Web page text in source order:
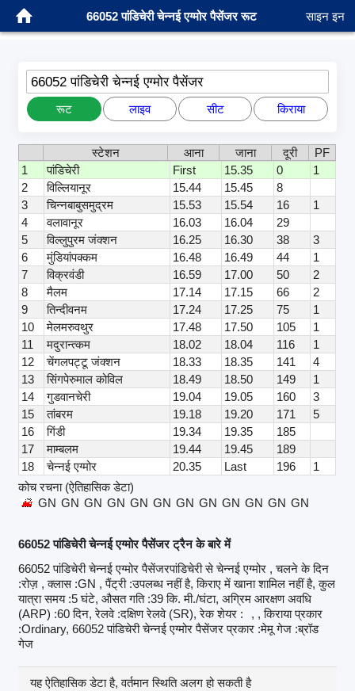
66052 पांडिचेरी चेन्नई एग्मोर पैसेंजर रूट साइन इन
66052 पांडिचेरी चेन्नई एग्मोर पैसेंजर
रूट लाइव सीट किराया
स्टेशन आना जाना दूरी
PF
1
पांडिचेरी First 15.35 0
1
2
विल्लियानूर 15.44 15.45
8
3
चिन्नबाबुसमुद्रम 15.53 15.54 16
1
4
वलावानूर 16.03 16.04
29
5
विल्लुपुरम जंक्शन 16.25 16.30 38
3
6
मुंडियांपक्कम 16.48 16.49 44
1
7
विक्रवंडी 16.59 17.00 50
2
8
मैलम 17.14 17.15 66
2
9
तिन्दीवनम 17.24 17.25 75
1
10
मेलमरुवथुर 17.48 17.50 105
1
11
मदुरान्त्कम 18.02 18.04 116
1
12
चेंगलपट्टू जंक्शन 18.33 18.35 141
4
13
सिंगपेरुमाल कोविल 18.49 18.50 149
1
14
गुडवानचेरी 19.04 19.05 160
3
15
तांबरम 19.18 19.20 171
5
16
गिंडी 19.34 19.35
185
17
माम्बलम 19.44 19.45
189
18
चेन्नई एग्मोर 20.35 Last 196
1
कोच रचना (ऐतिहासिक डेटा)
GN GN GN GN GN GN GN GN GN GN GN GN
66052 पांडिचेरी चेन्नई एग्मोर पैसेंजर ट्रैन के बारे में
66052 पांडिचेरी चेन्नई एग्मोर पैसेंजरपांडिचेरी से चेन्नई एग्मोर , चलने के दिन
:रोज़ , क्लास :GN , पैंट्री :उपलब्ध नहीं है, किराए में खाना शामिल नहीं है, कुल
यात्रा समय :5 घंटे, औसत गति :39 कि. मी./घंटा, अग्रिम आरक्षण अवधि
(ARP) :60 दिन, रेलवे :दक्षिण रेलवे (SR), रेक शेयर :
, , किराया प्रकार
:Ordinary, 66052 पांडिचेरी चेन्नई एग्मोर पैसेंजर प्रकार :मेमू गेज :ब्रॉड
गेज
यह ऐतिहासिक डेटा है, वर्तमान स्थिति अलग हो सकती है